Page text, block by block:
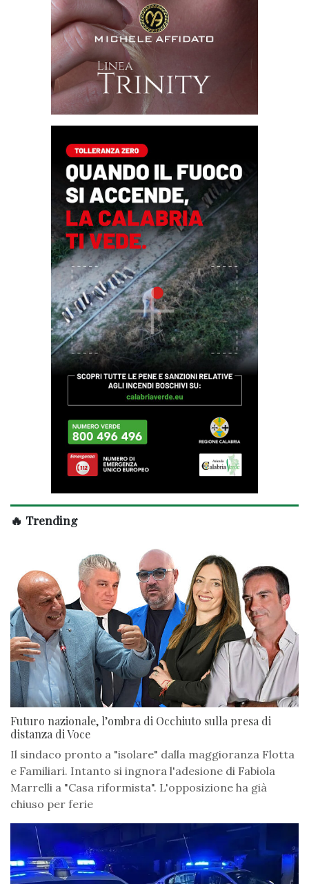
🔥 Trending
Futuro nazionale, l’ombra di Occhiuto sulla presa di
distanza di Voce
Il sindaco pronto a "isolare" dalla maggioranza Flotta
e Familiari. Intanto si ingnora l'adesione di Fabiola
Marrelli a "Casa riformista". L'opposizione ha già
chiuso per ferie